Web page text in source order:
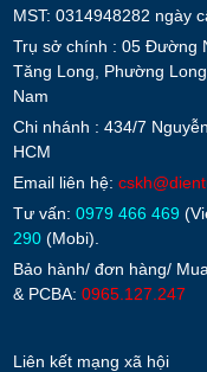
MST: 0314948282 ngày
Trụ sở chính : 05 Đường
Tăng Long, Phường
Nam
Chi nhánh : 434/7
HCM
Email liên hệ:
Tư vấn: 0979 466 469
290 (Mobi).
Bảo hành/ đơn hàng/
& PCBA: 0965.127.247
Liên kết mạng xã hội